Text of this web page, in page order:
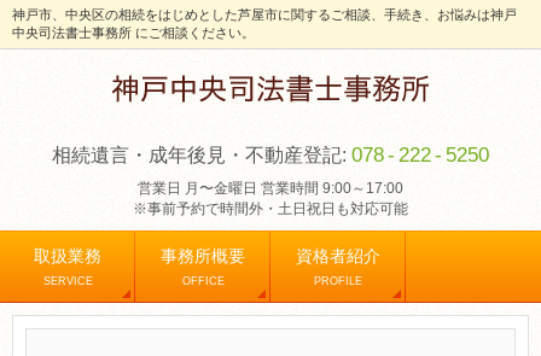
神戸市、中央区の相続をはじめとした芦屋市に関するご相談、手続き、お悩みは神戸
中央司法書士事務所 にご相談ください。
相続遺言・成年後見・不動産登記: 078- 222- 5250
営業日 月〜金曜日 営業時間 9:00～17:00
※事前予約で時間外・土日祝日も対応可能
取扱業務
SERVICE
事務所概要
OFFICE
資格者紹介
PROFILE